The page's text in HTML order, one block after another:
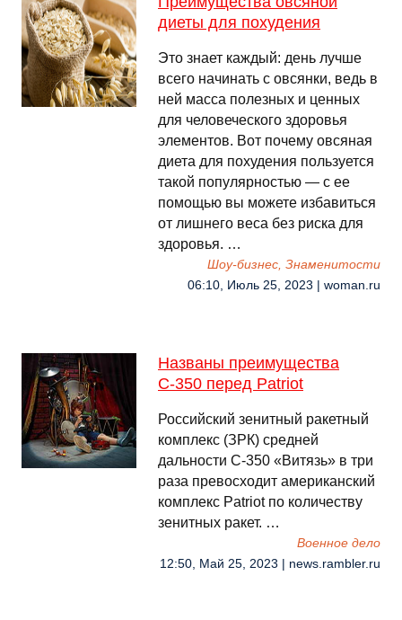
диеты для похудения
Это знает каждый: день лучше
всего начинать с овсянки, ведь в
ней масса полезных и ценных
для человеческого здоровья
элементов. Вот почему овсяная
диета для похудения пользуется
такой популярностью — с ее
помощью вы можете избавиться
от лишнего веса без риска для
здоровья. …
Шоу-бизнес, Знаменитости
06:10, Июль 25, 2023 | woman.ru
Названы преимущества
С-350 перед Patriot
Российский зенитный ракетный
комплекс (ЗРК) средней
дальности С-350 «Витязь» в три
раза превосходит американский
комплекс Patriot по количеству
зенитных ракет. …
Военное дело
12:50, Май 25, 2023 | news.rambler.ru